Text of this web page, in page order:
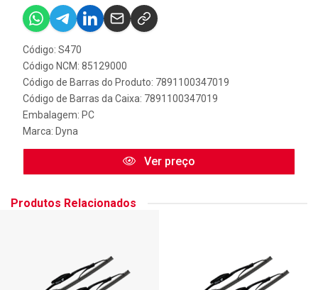
Código: S470
Código NCM: 85129000
Código de Barras do Produto: 7891100347019
Código de Barras da Caixa: 7891100347019
Embalagem: PC
Marca: Dyna
Ver preço
Produtos Relacionados